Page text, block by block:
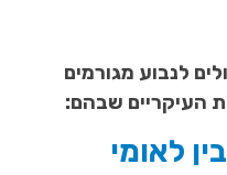
לנבוע מגורמים
העיקריים שבהם:
לאומי